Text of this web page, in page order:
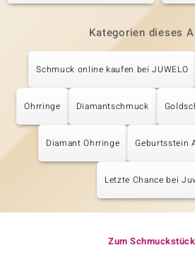
Kategorien dieses
Schmuck online kaufen bei JUWELO
Ohrringe Diamantschmuck
Diamant Ohrringe Geburtsstein
Letzte Chance bei
Zum Schmuckstück